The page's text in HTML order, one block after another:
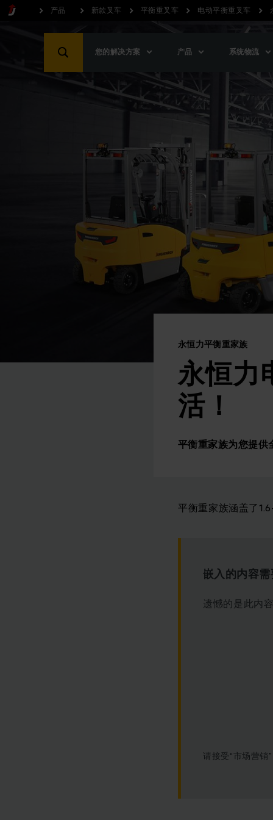
产品 新款叉车 平衡重叉车 电动平衡重叉车
您的解决方案 产品 系统物流
永恒力平衡重家族
永恒
活！
平衡重家族为您提供
平衡重家族涵盖了
嵌入的内容
遗憾的是此内
请接受“市场营